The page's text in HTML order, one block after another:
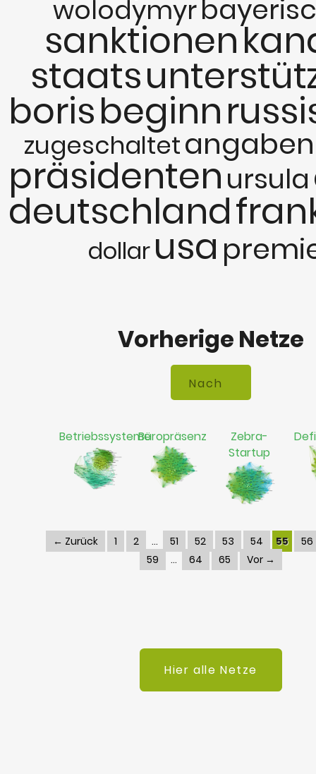
wolodymyr
sanktionen
staats
borisbeginn
zugeschaltetangaben
präsidentenursula
deutschland
dollarusa
Vorherige Netze
BetriebssystemeBüropräsenz
Zebra-
Startup
← Zurück 1 2 51 52 53 54 55
56
59
64 65 Vor →
Hier alle Netze